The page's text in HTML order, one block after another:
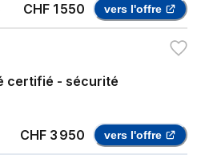
CHF 1 550 vers l'offre
certifié - sécurité
CHF 3 950 vers l'offre